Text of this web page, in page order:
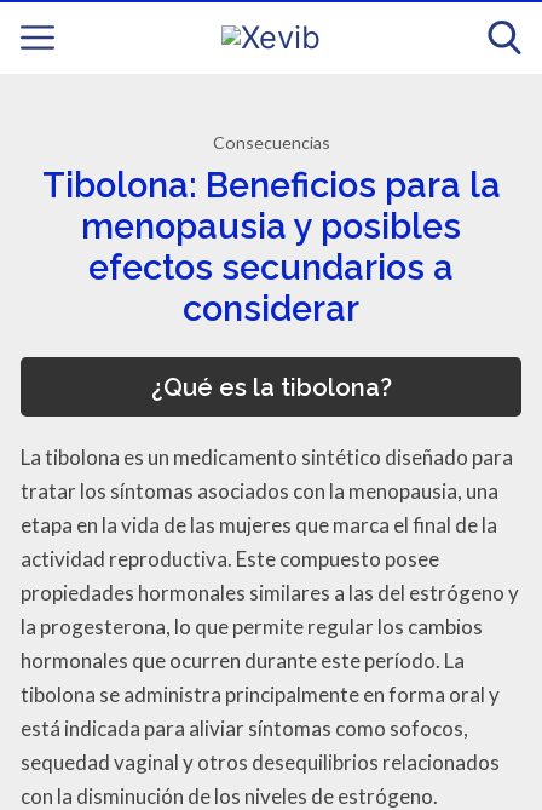
Consecuencias
Tibolona: Beneficios para la
menopausia y posibles
efectos secundarios a
considerar
¿Qué es la tibolona?
La tibolona es un medicamento sintético diseñado para
tratar los síntomas asociados con la menopausia, una
etapa en la vida de las mujeres que marca el final de la
actividad reproductiva. Este compuesto posee
propiedades hormonales similares a las del estrógeno y
la progesterona, lo que permite regular los cambios
hormonales que ocurren durante este período. La
tibolona se administra principalmente en forma oral y
está indicada para aliviar síntomas como sofocos,
sequedad vaginal y otros desequilibrios relacionados
con la disminución de los niveles de estrógeno.